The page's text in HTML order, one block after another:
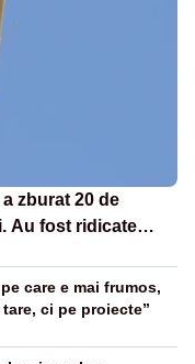
zburat 20 de
Au fost ridicate
care e mai frumos,
ci pe proiecte”